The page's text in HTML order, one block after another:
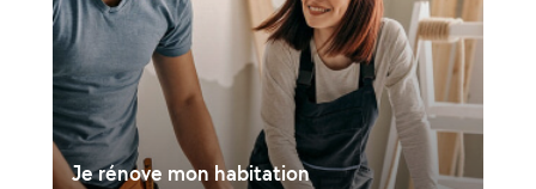
Je rénove mon habitation